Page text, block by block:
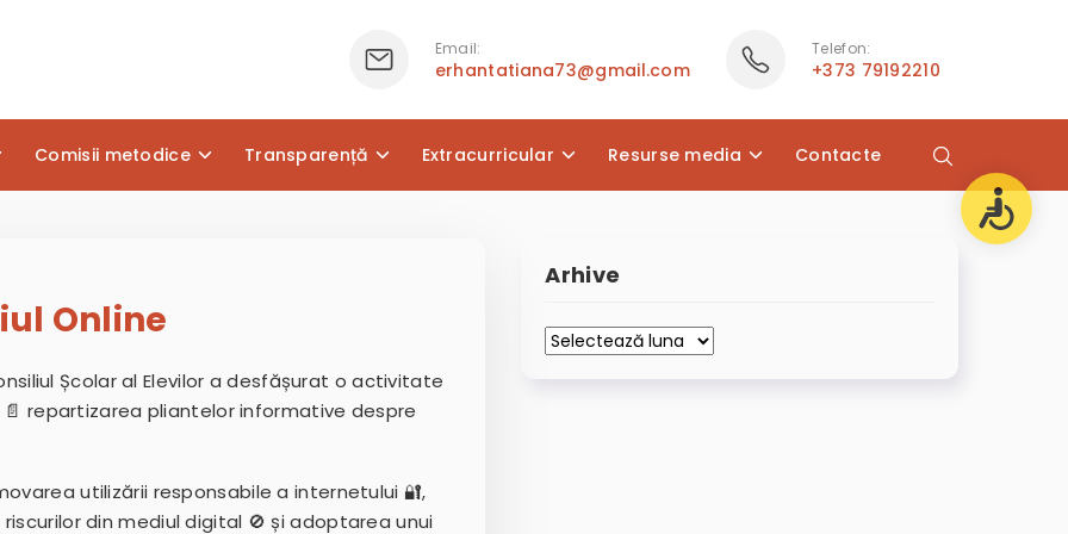
Email:
erhantatiana73@gmail.com
Telefon:
+373 79192210
Comisii metodice Transparență Extracurricular Resurse media Contacte
Online
Școlar al Elevilor a desfășurat o activitate
repartizarea pliantelor informative despre
utilizării responsabile a internetului 🔐,
din mediul digital 🚫 și adoptarea unui
Arhive
Arhive